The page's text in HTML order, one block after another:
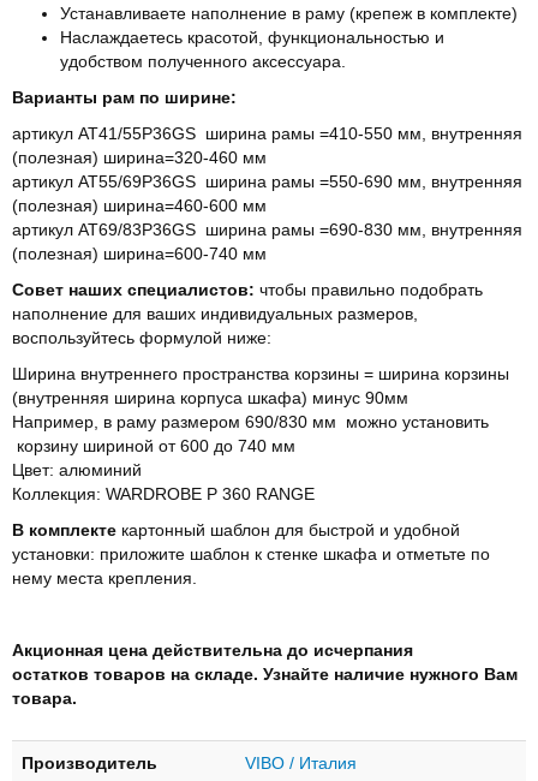
Устанавливаете наполнение в раму (крепеж в комплекте)
Наслаждаетесь красотой, функциональностью и
удобством полученного аксессуара.
Варианты рам по ширине:
артикул AT41/55P36GS ширина рамы =410-550 мм, внутренняя
(полезная) ширина=320-460 мм
артикул AT55/69P36GS ширина рамы =550-690 мм, внутренняя
(полезная) ширина=460-600 мм
артикул AT69/83P36GS ширина рамы =690-830 мм, внутренняя
(полезная) ширина=600-740 мм
Совет наших специалистов: чтобы правильно подобрать
наполнение для ваших индивидуальных размеров,
воспользуйтесь формулой ниже:
Ширина внутреннего пространства корзины = ширина корзины
(внутренняя ширина корпуса шкафа) минус 90мм
Например, в раму размером 690/830 мм можно установить
корзину шириной от 600 до 740 мм
Цвет: алюминий
Коллекция: WARDROBE P 360 RANGE
В комплекте картонный шаблон для быстрой и удобной
установки: приложите шаблон к стенке шкафа и отметьте по
нему места крепления.
Акционная цена действительна до исчерпания
остатков товаров на складе. Узнайте наличие нужного Вам
товара.
Производитель VIBO / Италия